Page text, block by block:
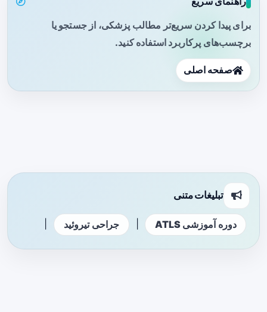
برای پیدا کردن سریع‌تر مطالب پزشکی، از جستجو یا
برچسب‌های پرکاربرد استفاده کنید.
صفحه اصلی
تبلیغات متنی
دوره آموزشی ATLS جراحی تیروئید